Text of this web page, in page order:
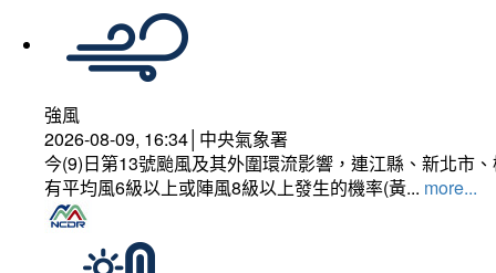
強風
2026-08-09, 16:34│中央氣象署
今(9)日第13號颱風及其外圍環流影響，連江縣、新北市
有平均風6級以上或陣風8級以上發生的機率(黃... more...